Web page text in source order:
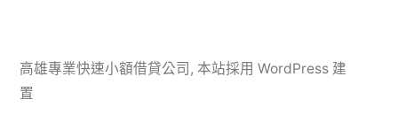
高雄專業快速小額借貸公司 , 本站採用 WordPress 建
置